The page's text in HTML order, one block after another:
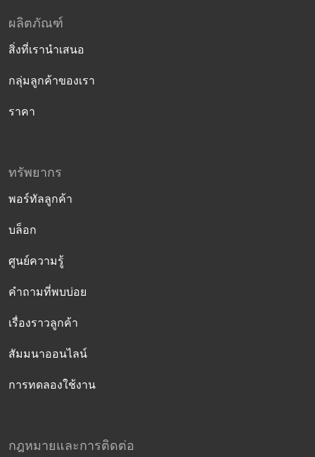
ผลิตภัณฑ์
สิ่งที่เรานำเสนอ
กลุ่มลูกค้าของเรา
ราคา
ทรัพยากร
พอร์ทัลลูกค้า
บล็อก
ศูนย์ความรู้
คำถามที่พบบ่อย
เรื่องราวลูกค้า
สัมมนาออนไลน์
การทดลองใช้งาน
กฎหมายและการติดต่อ